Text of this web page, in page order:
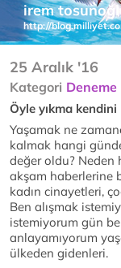
irem
http://
25 Aralık '16
Kategori Deneme
Öyle yıkma kendini
Yaşamak ne
kalmak hangi
değer oldu? Neden
akşam haberlerine
kadın cinayetleri,
Ben alışmak
istemiyorum gün
anlayamıyorum
ülkeden gidenleri.